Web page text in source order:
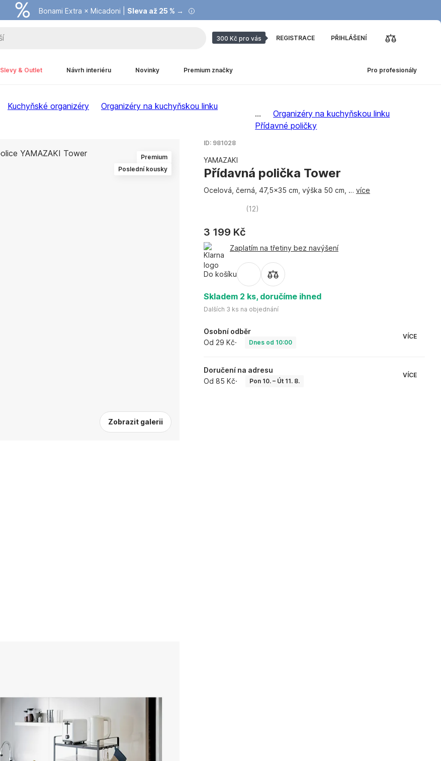
Bonami Extra × Micadoni | Sleva až 25 % →
Summer Sale |Ušetřete až 40 % →
300 Kč pro vás REGISTRACE PŘIHLÁŠENÍ
Slevy & Outlet Návrh interiéru Novinky Premium značky Pro profesionály
Kuchyňské organizéry Organizéry na kuchyňskou linku
...
Organizéry na kuchyňskou linku
Přídavné poličky
Zobrazit galerii
Premium
Poslední kousky
ID: 981028
YAMAZAKI
Přídavná polička Tower
Ocelová, černá, 47,5x35 cm, výška 50 cm , … více
(12)
3 199 Kč
Zaplatím na třetiny bez navýšení
Do košíku
Skladem 2 ks, doručíme ihned
Dalších 3 ks na objednání
Osobní odběr
Od 29 Kč· Dnes od 10:00
VÍCE
Doručení na adresu
Od 85 Kč· Pon 10. – Út 11. 8.
VÍCE